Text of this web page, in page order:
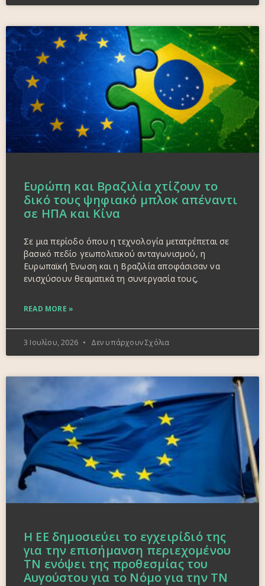
Ευρώπη και Βραζιλία χτίζουν το
δικό τους ψηφιακό μπλοκ απέναντι
σε ΗΠΑ και Κίνα
Σε μια περίοδο όπου η τεχνολογία μετατρέπεται σε
βασικό πεδίο γεωπολιτικού ανταγωνισμού, η
Ευρωπαϊκή Ένωση και η Βραζιλία αποφάσισαν να
ενισχύσουν θεαματικά τη συνεργασία τους,
READ MORE »
3 Ιουλίου, 2026 Δεν υπάρχουν Σχόλια
Η ΕΕ δημοσιεύει το εγχειρίδιό της
για την επισήμανση περιεχομένου
ΤΝ ενόψει της προθεσμίας του
Αυγούστου για το Νόμο για την ΤΝ